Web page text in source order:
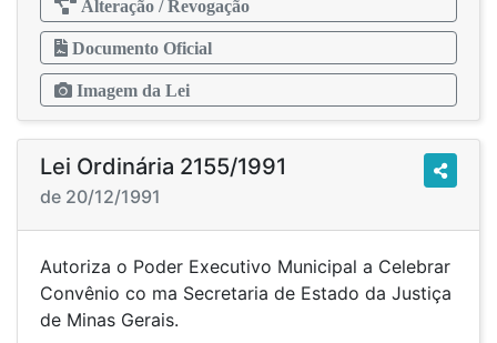
Alteração / Revogação
Documento Oficial
Imagem da Lei
Lei Ordinária 2155/1991
de 20/12/1991
Autoriza o Poder Executivo Municipal a Celebrar
Convênio co ma Secretaria de Estado da Justiça
de Minas Gerais.